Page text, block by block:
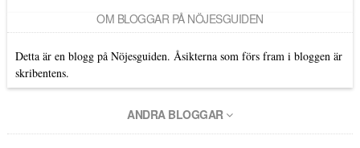
OM BLOGGAR PÅ NÖJESGUIDEN
Detta är en blogg på Nöjesguiden. Åsikterna som förs fram i bloggen är
skribentens.
ANDRA BLOGGAR